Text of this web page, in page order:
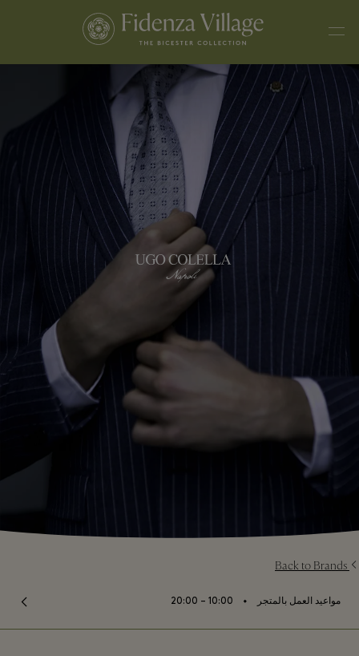
Back to Brands
مواعيد العمل بالمتجر ⬩
10:00 – 20:00